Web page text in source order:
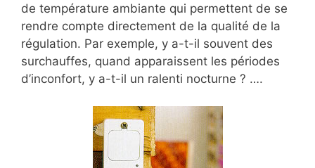
de température ambiante qui permettent de se
rendre compte directement de la qualité de la
régulation. Par exemple, y a-t-il souvent des
surchauffes, quand apparaissent les périodes
d’inconfort, y a-t-il un ralenti nocturne ? ….